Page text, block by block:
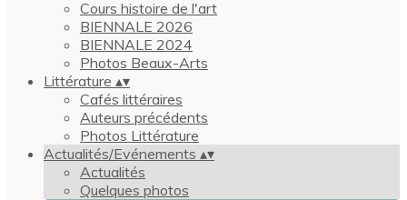
Cours histoire de l'art
BIENNALE 2026
BIENNALE 2024
Photos Beaux-Arts
Littérature ▴▾
Cafés littéraires
Auteurs précédents
Photos Littérature
Actualités/Evénements ▴▾
Actualités
Quelques photos